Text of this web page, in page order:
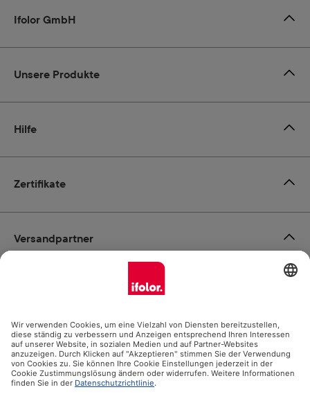
Zertifikate
Ifolor GmbH
Unsere Produkte
Hilfe
Zahlungsmöglichkeiten
Social Media
Versandpartner